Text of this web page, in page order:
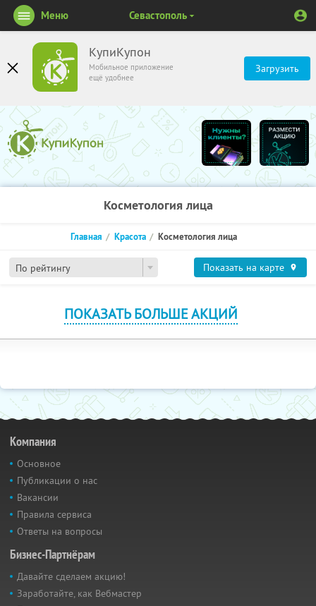
КупиКупон
Мобильное приложение
ещё удобнее
Загрузить
Меню Севастополь
Косметология лица
По рейтингу
Главная Красота Косметология лица
Показать на карте
ПОКАЗАТЬ БОЛЬШЕ АКЦИЙ
Компания
Основное
Публикации о нас
Вакансии
Правила сервиса
Ответы на вопросы
Бизнес-Партнёрам
Давайте сделаем акцию!
Заработайте, как Вебмастер